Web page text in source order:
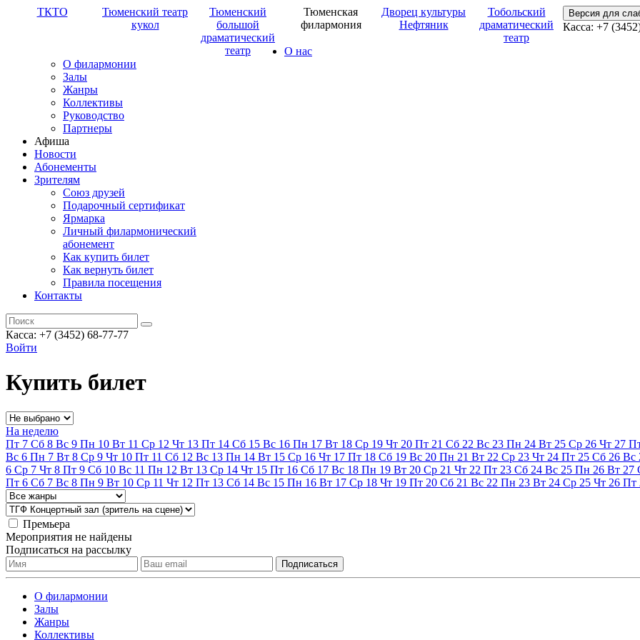
ТКТО
Тюменский театр
кукол
Тюменский
большой
драматический
театр
Тюменская
филармония
Дворец культуры
Нефтяник
Тобольский
драматический
театр
Версия для
Касса: +7
О нас
О филармонии
Залы
Жанры
Коллективы
Руководство
Партнеры
Афиша
Новости
Абонементы
Зрителям
Союз друзей
Подарочный сертификат
Ярмарка
Личный филармонический
абонемент
Как купить билет
Как вернуть билет
Правила посещения
Контакты
Касса: +7 (3452) 68-77-77
Войти
Купить билет
На неделю
Пт 7 Сб 8 Вс 9 Пн 10 Вт 11 Ср 12 Чт 13 Пт 14 Сб 15 Вс 16 Пн 17 Вт 18 Ср 19 Чт 20 Пт 21 Сб 22 Вс 23 Пн 24 Вт 25 Ср 26 Чт 27
Вс 6 Пн 7 Вт 8 Ср 9 Чт 10 Пт 11 Сб 12 Вс 13 Пн 14 Вт 15 Ср 16 Чт 17 Пт 18 Сб 19 Вс 20 Пн 21 Вт 22 Ср 23 Чт 24 Пт 25 Сб 26 Вс
6 Ср 7 Чт 8 Пт 9 Сб 10 Вс 11 Пн 12 Вт 13 Ср 14 Чт 15 Пт 16 Сб 17 Вс 18 Пн 19 Вт 20 Ср 21 Чт 22 Пт 23 Сб 24 Вс 25 Пн 26 Вт 27
Пт 6 Сб 7 Вс 8 Пн 9 Вт 10 Ср 11 Чт 12 Пт 13 Сб 14 Вс 15 Пн 16 Вт 17 Ср 18 Чт 19 Пт 20 Сб 21 Вс 22 Пн 23 Вт 24 Ср 25 Чт 26 Пт
Премьера
Мероприятия не найдены
Подписаться на рассылку
О филармонии
Залы
Жанры
Коллективы